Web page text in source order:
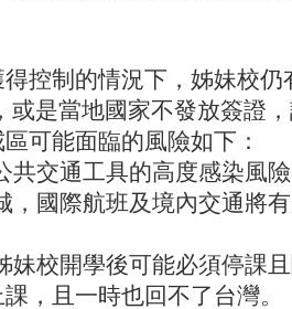
控制的情況下，姊妹校仍
或是當地國家不發放簽證
可能面臨的風險如下：
共交通工具的高度感染風
，國際航班及境內交通將
妹校開學後可能必須停課
，且一時也回不了台灣。